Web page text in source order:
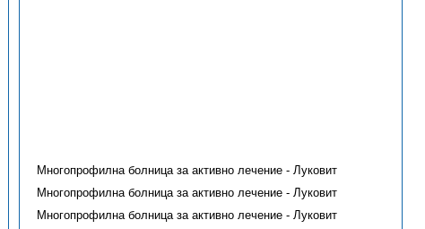
Многопрофилна болница за активно лечение - Луковит
Многопрофилна болница за активно лечение - Луковит
Многопрофилна болница за активно лечение - Луковит